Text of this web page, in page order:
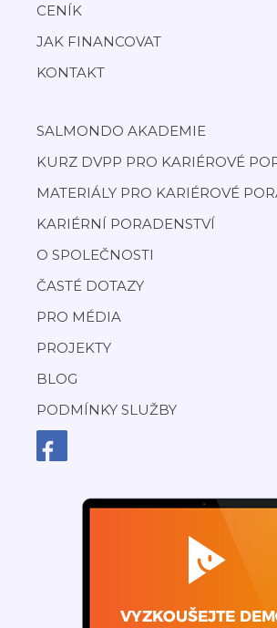
CENÍK
JAK FINANCOVAT
KONTAKT
SALMONDO AKADEMIE
KURZ DVPP PRO KARIÉROVÉ
MATERIÁLY PRO KARIÉROVÉ
KARIÉRNÍ PORADENSTVÍ
O SPOLEČNOSTI
ČASTÉ DOTAZY
PRO MÉDIA
PROJEKTY
BLOG
PODMÍNKY SLUŽBY